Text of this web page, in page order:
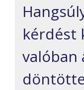
kérdést
valóban